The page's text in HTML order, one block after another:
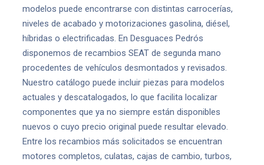
modelos puede encontrarse con distintas carrocerías,
niveles de acabado y motorizaciones gasolina, diésel,
híbridas o electrificadas. En Desguaces Pedrós
disponemos de recambios SEAT de segunda mano
procedentes de vehículos desmontados y revisados.
Nuestro catálogo puede incluir piezas para modelos
actuales y descatalogados, lo que facilita localizar
componentes que ya no siempre están disponibles
nuevos o cuyo precio original puede resultar elevado.
Entre los recambios más solicitados se encuentran
motores completos, culatas, cajas de cambio, turbos,